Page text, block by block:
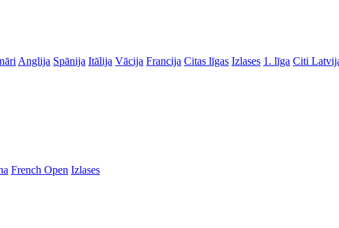
Anglija Spānija Itālija Vācija Francija Citas līgas Izlases 1. līga Citi
French Open Izlases